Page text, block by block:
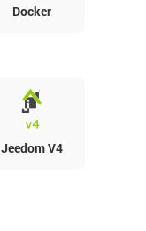
Docker
Jeedom V4